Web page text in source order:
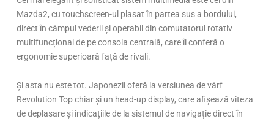
Mazda2, cu touchscreen-ul plasat în partea sus a bordului,
direct în câmpul vederii și operabil din comutatorul rotativ
multifuncțional de pe consola centrală, care îi conferă o
ergonomie superioară față de rivali.
Și asta nu este tot. Japonezii oferă la versiunea de vârf
Revolution Top chiar și un head-up display, care afișează viteza
de deplasare și indicațiile de la sistemul de navigație direct în